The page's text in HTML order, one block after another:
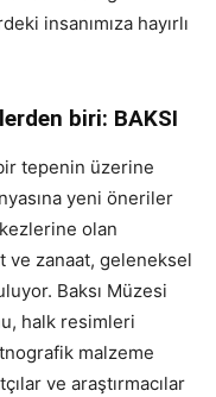
insanımıza hayırlı
biri: BAKSI
tepenin üzerine
yeni öneriler
olan
ve zanaat, geleneksel
Baksı Müzesi
halk resimleri
malzeme
ve araştırmacılar